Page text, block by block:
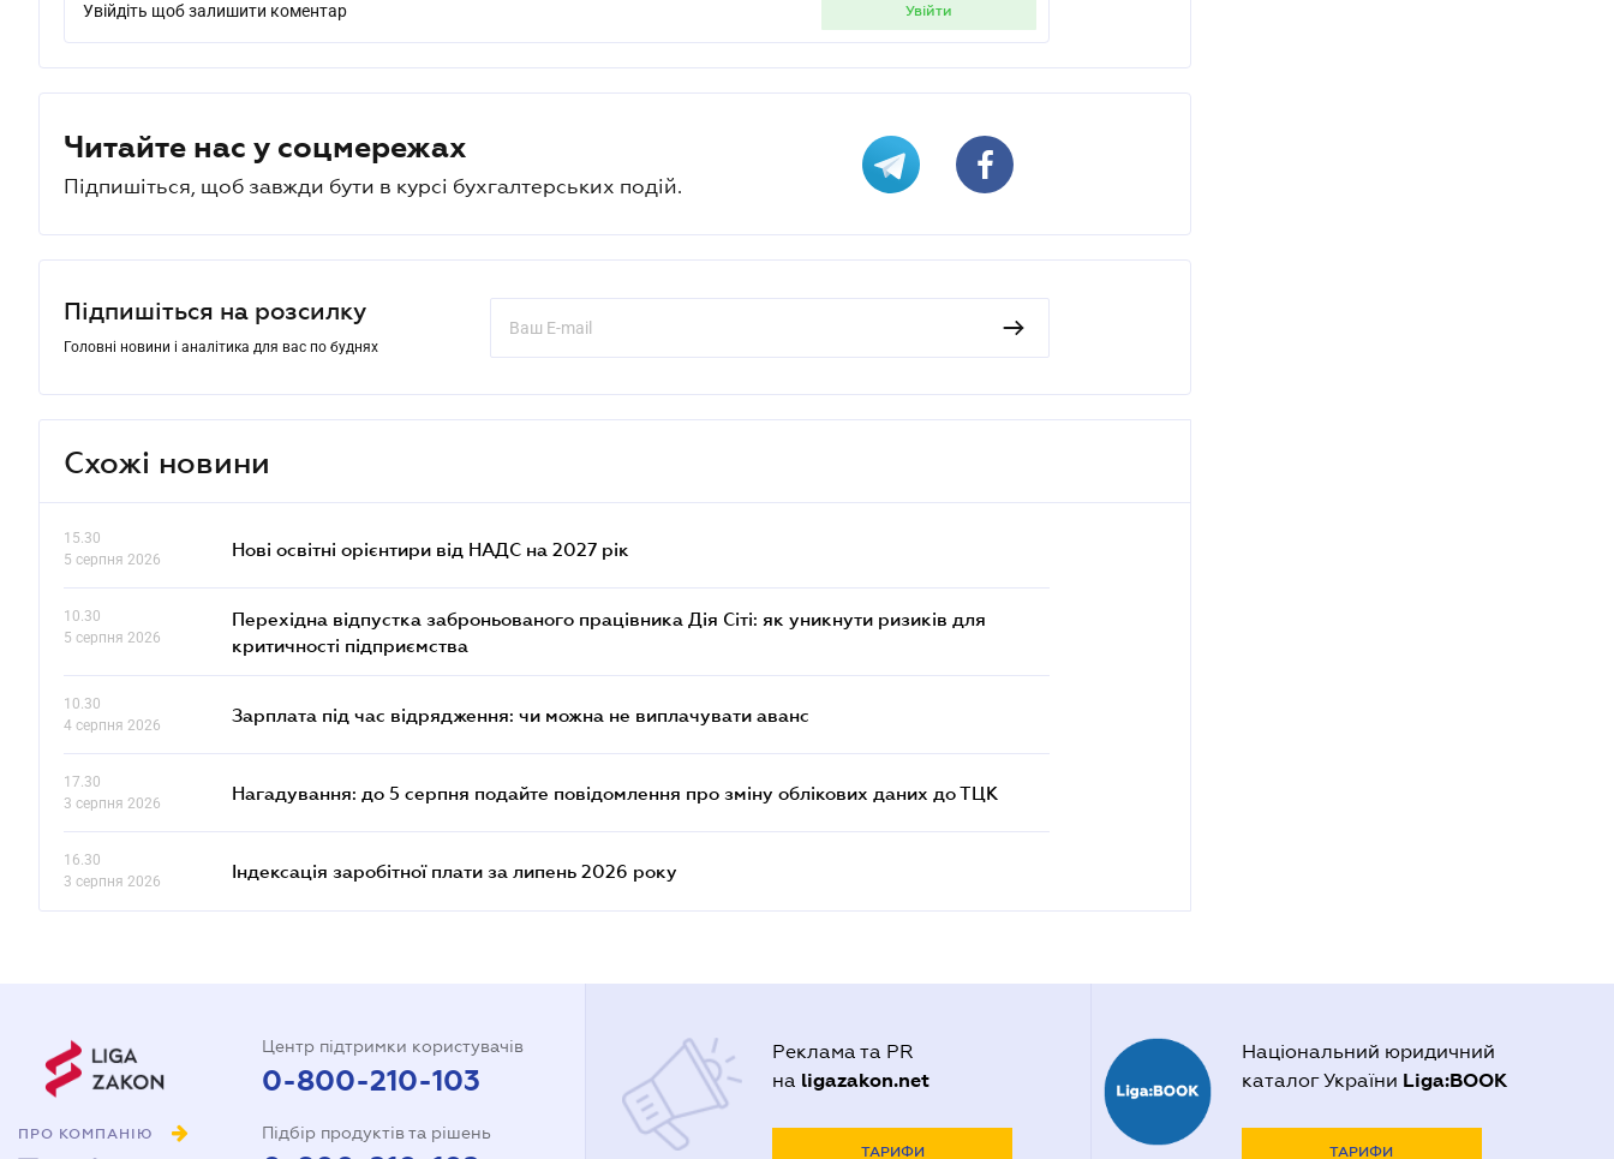
Увійдіть щоб залишити коментар увійти
Читайте нас у соцмережах
Підпишіться, щоб завжди бути в курсі бухгалтерських подій.
Підпишіться на розсилку
Головні новини і аналітика для вас по буднях
Схожі новини
15.30
5 серпня 2026
Нові освітні орієнтири від НАДС на 2027 рік
10.30
5 серпня 2026
Перехідна відпустка заброньованого працівника Дія Сіті: як уникнути ризиків для
критичності підприємства
10.30
4 серпня 2026
Зарплата під час відрядження: чи можна не виплачувати аванс
17.30
3 серпня 2026
Нагадування: до 5 серпня подайте повідомлення про зміну облікових даних до ТЦК
16.30
3 серпня 2026
Індексація заробітної плати за липень 2026 року
ПРО КОМПАНІЮ
Центр підтримки користувачів
0-800-210-103
Підбір продуктів та рішень
Реклама та PR
на ligazakon.net
ТАРИФИ
Національний юридичний
каталог України Liga:BOOK
ТАРИФИ